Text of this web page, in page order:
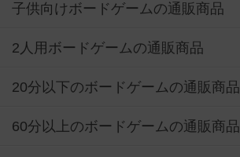
子供向けボードゲームの通販商品
2人用ボードゲームの通販商品
20分以下のボードゲームの通販商品
60分以上のボードゲームの通販商品